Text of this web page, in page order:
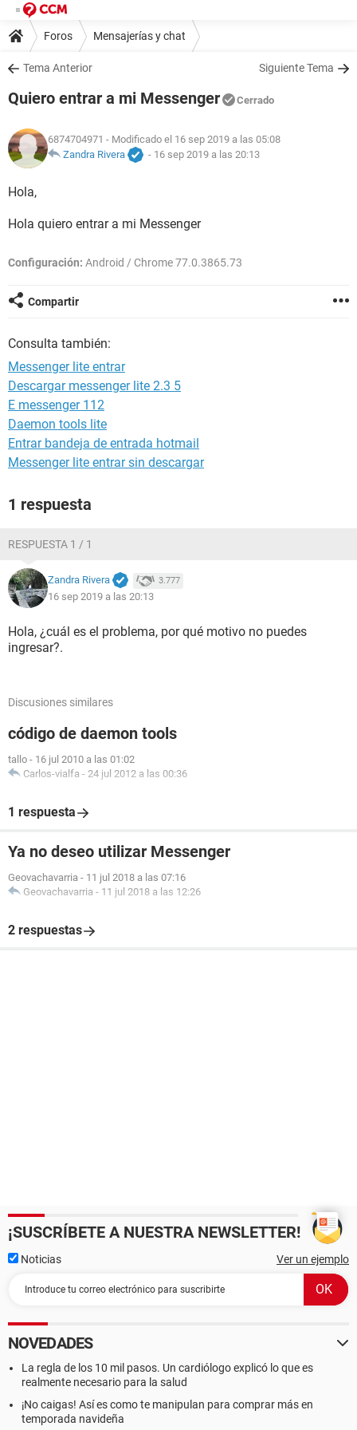
Foros Mensajerías y chat
Tema Anterior Siguiente Tema
Quiero entrar a mi Messenger Cerrado
6874704971 - Modificado el 16 sep 2019 a las 05:08
Zandra Rivera
- 16 sep 2019 a las 20:13
Hola,
Hola quiero entrar a mi Messenger
Configuración: Android / Chrome 77.0.3865.73
Compartir
Consulta también:
Messenger lite entrar
Descargar messenger lite 2.3 5
E messenger 112
Daemon tools lite
Entrar bandeja de entrada hotmail
Messenger lite entrar sin descargar
1 respuesta
RESPUESTA 1 / 1
Zandra Rivera 3.777
16 sep 2019 a las 20:13
Hola, ¿cuál es el problema, por qué motivo no puedes
ingresar?.
Discusiones similares
código de daemon tools
tallo - 16 jul 2010 a las 01:02
Carlos-vialfa - 24 jul 2012 a las 00:36
1 respuesta
Ya no deseo utilizar Messenger
Geovachavarria - 11 jul 2018 a las 07:16
Geovachavarria - 11 jul 2018 a las 12:26
2 respuestas
¡SUSCRÍBETE A NUESTRA NEWSLETTER!
Noticias Ver un ejemplo
NOVEDADES
La regla de los 10 mil pasos. Un cardiólogo explicó lo que es
realmente necesario para la salud
¡No caigas! Así es como te manipulan para comprar más en
temporada navideña